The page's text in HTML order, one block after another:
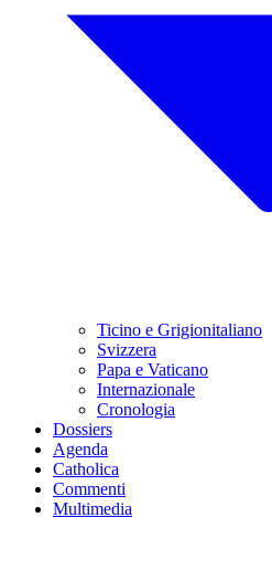
Ticino e Grigionitaliano
Svizzera
Papa e Vaticano
Internazionale
Cronologia
Dossiers
Agenda
Catholica
Commenti
Multimedia